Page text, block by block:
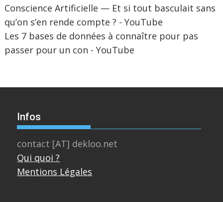
Conscience Artificielle — Et si tout basculait sans
qu’on s’en rende compte ? - YouTube
Les 7 bases de données à connaître pour pas
passer pour un con - YouTube
Infos
contact [AT] dekloo.net
Qui quoi ?
Mentions Légales